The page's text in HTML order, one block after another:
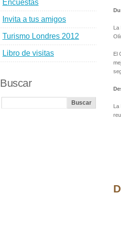
La
El
La
Encuestas
Invita a tus amigos
Turismo Londres 2012
Libro de visitas
Buscar